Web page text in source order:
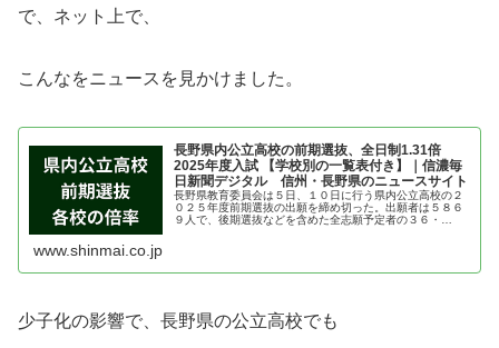
で、ネット上で、
こんなをニュースを見かけました。
長野県内公立高校の前期選抜、全日制1.31倍
2025年度入試 【学校別の一覧表付き】｜信濃毎
日新聞デジタル 信州・長野県のニュースサイト
長野県教育委員会は５日、１０日に行う県内公立高校の２
０２５年度前期選抜の出願を締め切った。出願者は５８６
９人で、後期選抜などを含めた全志願予定者の３６・
www.shinmai.co.jp
少子化の影響で、長野県の公立高校でも